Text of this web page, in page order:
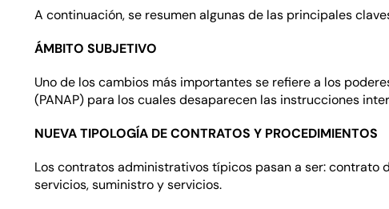
A continuación, se resumen algunas de las principales
ÁMBITO SUBJETIVO
Uno de los cambios más importantes se refiere a los
(PANAP) para los cuales desaparecen las instrucciones
NUEVA TIPOLOGÍA DE CONTRATOS Y PROCEDIMIENTOS
Los contratos administrativos típicos pasan a ser: contrato
servicios, suministro y servicios.